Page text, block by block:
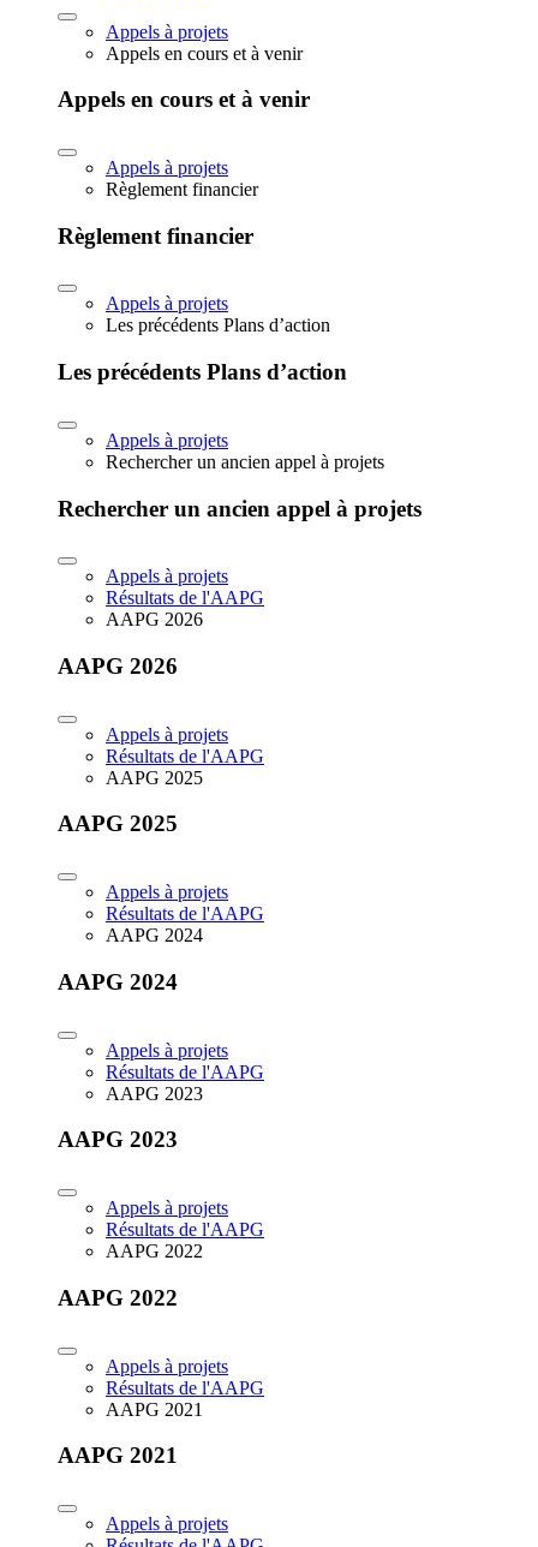
Appels à projets
Appels en cours et à venir
Appels en cours et à venir
Appels à projets
Règlement financier
Règlement financier
Appels à projets
Les précédents Plans d’action
Les précédents Plans d’action
Appels à projets
Rechercher un ancien appel à projets
Rechercher un ancien appel à projets
Appels à projets
Résultats de l'AAPG
AAPG 2026
AAPG 2026
Appels à projets
Résultats de l'AAPG
AAPG 2025
AAPG 2025
Appels à projets
Résultats de l'AAPG
AAPG 2024
AAPG 2024
Appels à projets
Résultats de l'AAPG
AAPG 2023
AAPG 2023
Appels à projets
Résultats de l'AAPG
AAPG 2022
AAPG 2022
Appels à projets
Résultats de l'AAPG
AAPG 2021
AAPG 2021
Appels à projets